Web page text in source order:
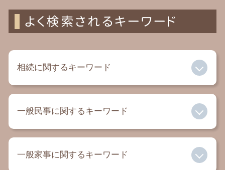
よく検索されるキーワード
相続に関するキーワード
遺贈 相続税
限定承認 相続
特別受益 遺留分
一般民事に関するキーワード
セクハラ 慰謝料
一般家事に関するキーワード